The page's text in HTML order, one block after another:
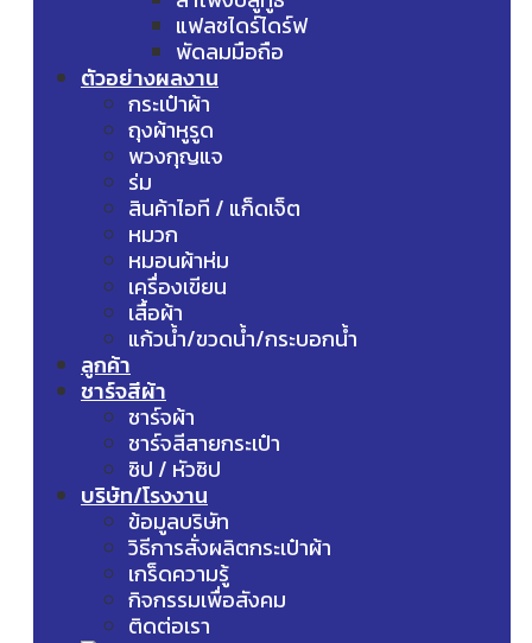
แฟลชไดร์ไดร์ฟ
พัดลมมือถือ
ตัวอย่างผลงาน
กระเป๋าผ้า
ถุงผ้าหูรูด
พวงกุญแจ
ร่ม
สินค้าไอที / แก็ดเจ็ต
หมวก
หมอนผ้าห่ม
เครื่องเขียน
เสื้อผ้า
แก้วน้ำ/ขวดน้ำ/กระบอกน้ำ
ลูกค้า
ชาร์จสีผ้า
ชาร์จผ้า
ชาร์จสีสายกระเป๋า
ซิป / หัวซิป
บริษัท/โรงงาน
ข้อมูลบริษัท
วิธีการสั่งผลิตกระเป๋าผ้า
เกร็ดความรู้
กิจกรรมเพื่อสังคม
ติดต่อเรา